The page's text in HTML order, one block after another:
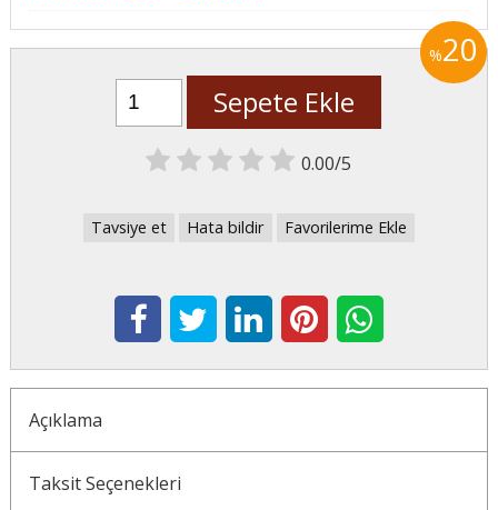
%20
Sepete Ekle
0.00/5
Tavsiye et Hata bildir Favorilerime Ekle
Açıklama
Taksit Seçenekleri